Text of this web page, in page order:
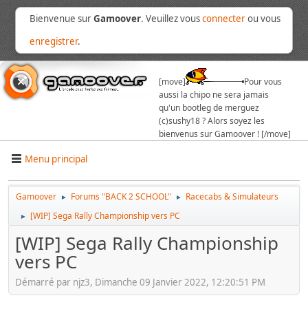
Bienvenue surGamoover. Veuillez vousconnecterou vous
enregistrer.
[move]
Pour vous
aussi la chipo ne sera jamais
qu'un bootleg de merguez
(c)sushy18 ? Alors soyez les
bienvenus sur Gamoover ! [/move]
Menu principal
Gamoover ► Forums "BACK 2 SCHOOL" ► Racecabs & Simulateurs
► [WIP] Sega Rally Championship vers PC
[WIP] Sega Rally Championship
vers PC
Démarré par njz3, Dimanche 09 Janvier 2022, 12:20:51 PM